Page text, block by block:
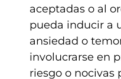
aceptadas o al
pueda inducir a
ansiedad o
involucrarse en
riesgo o nocivas